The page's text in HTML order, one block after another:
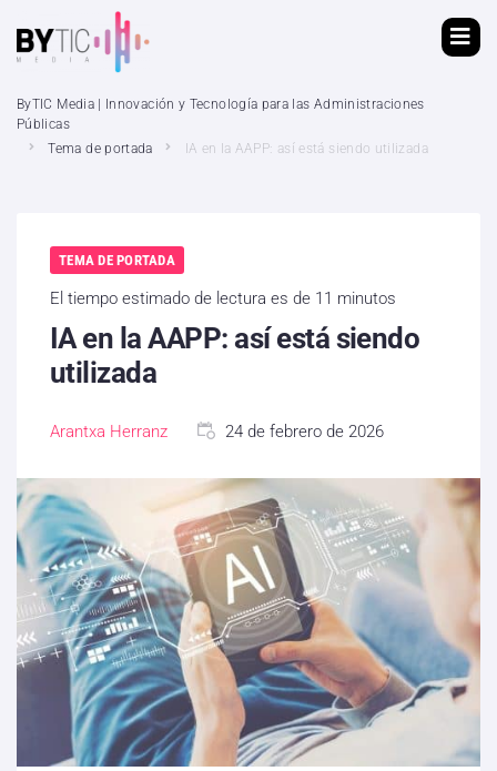
ByTIC Media | Innovación y Tecnología para las Administraciones
Públicas
Tema de portada
IA en la AAPP: así está siendo utilizada
TEMA DE PORTADA
El tiempo estimado de lectura es de 11 minutos
IA en la AAPP: así está siendo
utilizada
Arantxa Herranz 24 de febrero de 2026